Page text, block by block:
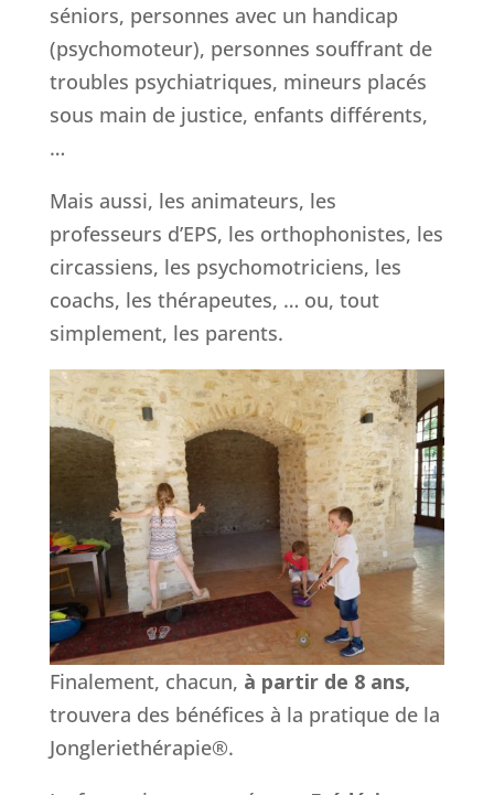
séniors, personnes avec un handicap
(psychomoteur), personnes souffrant de
troubles psychiatriques, mineurs placés
sous main de justice, enfants différents,
…
Mais aussi, les animateurs, les
professeurs d’EPS, les orthophonistes, les
circassiens, les psychomotriciens, les
coachs, les thérapeutes, … ou, tout
simplement, les parents.
Finalement, chacun, à partir de 8 ans,
trouvera des bénéfices à la pratique de la
Jongleriethérapie®.